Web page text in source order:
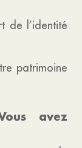
de l’identité
patrimoine
avez